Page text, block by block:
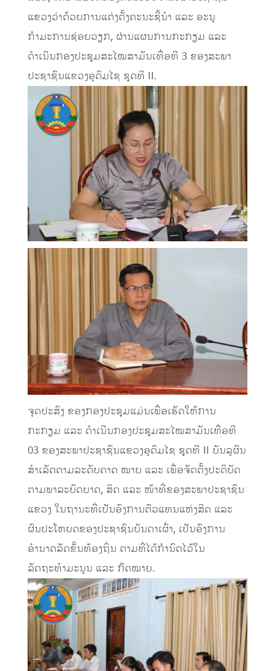
ແຂວງວ່າດ້ວຍການແຕ່ງຕັ້ງຄະນະຊີ້ນຳ ແລະ ອະນຸ
ກຳມະການຊ່ອຍວຽກ, ຜ່ານແຜນການກະກຽມ ແລະ
ດຳເນີນກອງປະຊຸມສະໄໝສາມັນເທື່ອທີ 3 ຂອງສະພາ
ປະຊາຊົນແຂວງອຸດົມໄຊ ຊຸດທີ II.
ຈຸດປະສົງ ຂອງກອງປະຊຸມແມ່ນເພື່ອເຮັດໃຫ້ການ
ກະກຽມ ແລະ ດຳເນີນກອງປະຊຸມສະໄໝສາມັນເທື່ອທີ
03 ຂອງສະພາປະຊາຊົນແຂວງອຸດົມໄຊ ຊຸດທີ II ບັນລຸຜົນ
ສໍາເລັດຕາມລະດັບຄາດ ໝາຍ ແລະ ເພື່ອຈັດຕັ້ງປະຕິບັດ
ຕາມພາລະບົດບາດ, ສິດ ແລະ ໜ້າທີ່ຂອງສະພາປະຊາຊົນ
ແຂວງ ໃນຖານະທີ່ເປັນອົງການຕົວແທນແຫ່ງສິດ ແລະ
ຜົນປະໂຫຍດຂອງປະຊາຊົນບັນດາເຜົ່າ, ເປັນອົງການ
ອຳນາດລັດຂັ້ນທ້ອງຖິ່ນ ຕາມທີ່ໄດ້ກຳນົດໄວ້ໃນ
ລັດຖະທຳມະນູນ ແລະ ກົດໝາຍ.